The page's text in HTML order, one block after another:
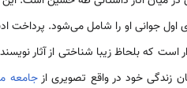
اول جوانی او را شامل می‌شود. پرداخت
است که بلحاظ زیبا شناختی از آثار
زندگی خود در واقع تصویری ازجامعه